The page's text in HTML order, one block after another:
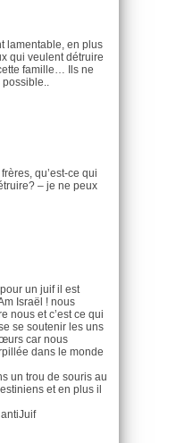
lamentable, en plus
qui veulent détruire
famille… Ils ne
possible..
qu’est-ce qui
– je ne peux
un juif il est
Israël ! nous
nous et c’est ce qui
se soutenir les uns
car nous
dans le monde
un trou de souris au
et en plus il